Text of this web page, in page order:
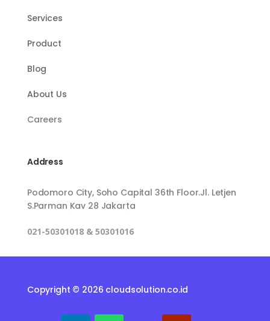
Services
Product
Blog
About Us
Careers
Address
Podomoro City, Soho Capital 36th Floor.Jl. Letjen
S.Parman Kav 28 Jakarta
021-50301018 & 50301016
Copyright © 2026 cloudsolution.co.id